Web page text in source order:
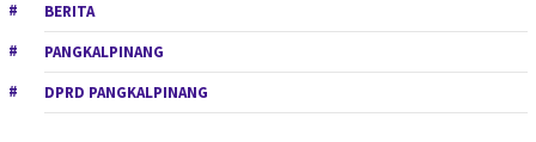
BERITA
PANGKALPINANG
DPRD PANGKALPINANG